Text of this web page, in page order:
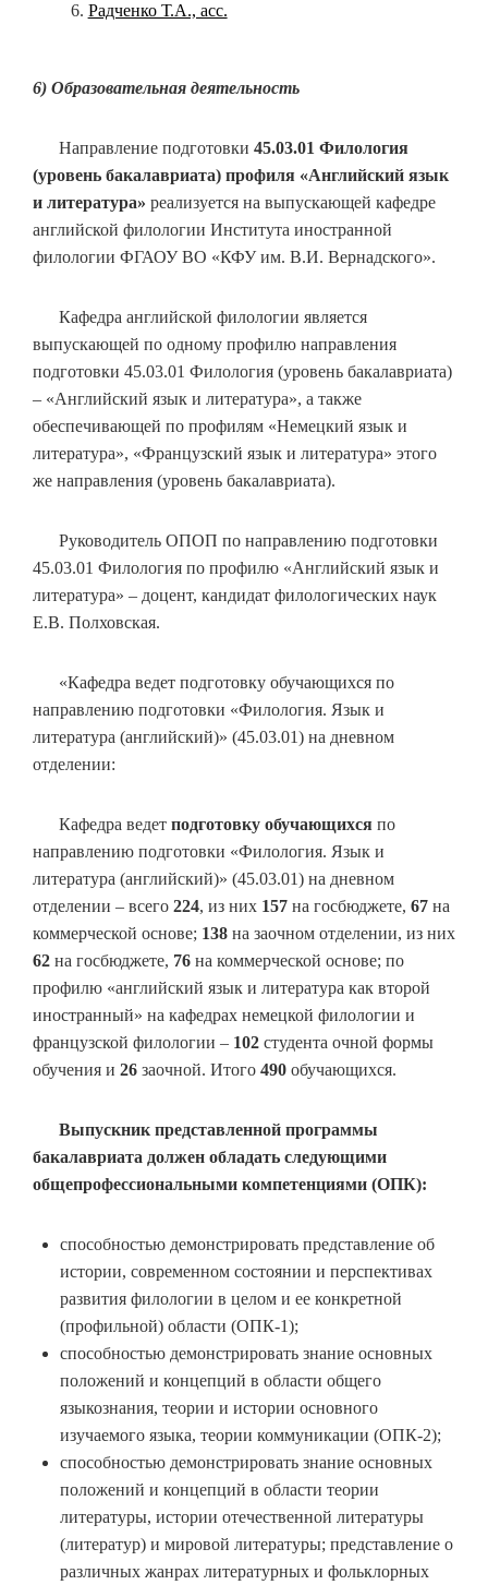
Радченко Т.А., асс.
6) Образовательная деятельность
Направление подготовки 45.03.01 Филология
(уровень бакалавриата) профиля «Английский язык
и литература» реализуется на выпускающей кафедре
английской филологии Института иностранной
филологии ФГАОУ ВО «КФУ им. В.И. Вернадского».
Кафедра английской филологии является
выпускающей по одному профилю направления
подготовки 45.03.01 Филология (уровень бакалавриата)
– «Английский язык и литература», а также
обеспечивающей по профилям «Немецкий язык и
литература», «Французский язык и литература» этого
же направления (уровень бакалавриата).
Руководитель ОПОП по направлению подготовки
45.03.01 Филология по профилю «Английский язык и
литература» – доцент, кандидат филологических наук
Е.В. Полховская.
«Кафедра ведет подготовку обучающихся по
направлению подготовки «Филология. Язык и
литература (английский)» (45.03.01) на дневном
отделении:
Кафедра ведет подготовку обучающихся по
направлению подготовки «Филология. Язык и
литература (английский)» (45.03.01) на дневном
отделении – всего 224, из них 157 на госбюджете, 67 на
коммерческой основе; 138 на заочном отделении, из них
62 на госбюджете, 76 на коммерческой основе; по
профилю «английский язык и литература как второй
иностранный» на кафедрах немецкой филологии и
французской филологии – 102 студента очной формы
обучения и 26 заочной. Итого 490 обучающихся.
Выпускник представленной программы
бакалавриата должен обладать следующими
общепрофессиональными компетенциями (ОПК):
способностью демонстрировать представление об
истории, современном состоянии и перспективах
развития филологии в целом и ее конкретной
(профильной) области (ОПК-1);
способностью демонстрировать знание основных
положений и концепций в области общего
языкознания, теории и истории основного
изучаемого языка, теории коммуникации (ОПК-2);
способностью демонстрировать знание основных
положений и концепций в области теории
литературы, истории отечественной литературы
(литератур) и мировой литературы; представление о
различных жанрах литературных и фольклорных